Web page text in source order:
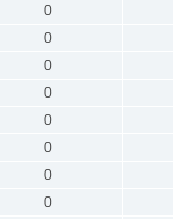
0
0
0
0
0
0
0
0